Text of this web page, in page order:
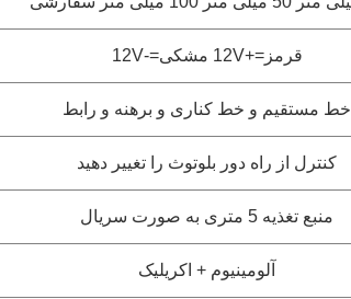
قرمز=+12V مشکی=-12V
خط مستقیم و خط کناری و برهنه و رابط
کنترل از راه دور بلوتوث را تغییر دهید
منبع تغذیه 5 متری به صورت سریال
آلومینیوم + اکریلیک